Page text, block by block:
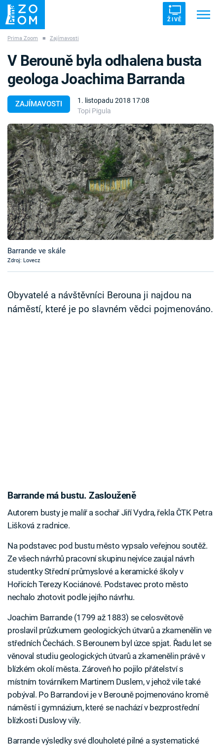
ŽIVĚ
ZÁHADY VETŘELCI DÁVNOVĚKU
Témata
Témata
Pořady
TV Program
Časopis
Sledujte prima+
Prima Zoom ■ Zajímavosti
ZAJÍMAVOSTI
1. listopadu 2018 17:08
Topi Pigula
V Berouně byla odhalena busta
geologa Joachima Barranda
Barrande ve skále
Zdroj: Lovecz
Obyvatelé a návštěvníci Berouna ji najdou na
náměstí, které je po slavném vědci pojmenováno.
Barrande má bustu. Zaslouženě
Autorem busty je malíř a sochař Jiří Vydra, řekla ČTK Petra
Lišková z radnice.
Na podstavec pod bustu město vypsalo veřejnou soutěž.
Ze všech návrhů pracovní skupinu nejvíce zaujal návrh
studentky Střední průmyslové a keramické školy v
Hořicích Terezy Kociánové. Podstavec proto město
nechalo zhotovit podle jejího návrhu.
Joachim Barrande (1799 až 1883) se celosvětově
proslavil průzkumem geologických útvarů a zkamenělin ve
středních Čechách. S Berounem byl úzce spjat. Řadu let se
věnoval studiu geologických útvarů a zkamenělin právě v
blízkém okolí města. Zároveň ho pojilo přátelství s
místním továrníkem Martinem Duslem, v jehož vile také
pobýval. Po Barrandovi je v Berouně pojmenováno kromě
náměstí i gymnázium, které se nachází v bezprostřední
blízkosti Duslovy vily.
Barrande výsledky své dlouholeté pilné a systematické